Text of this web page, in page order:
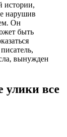
истории,
нарушив
Он
быть
вынужден
улики все